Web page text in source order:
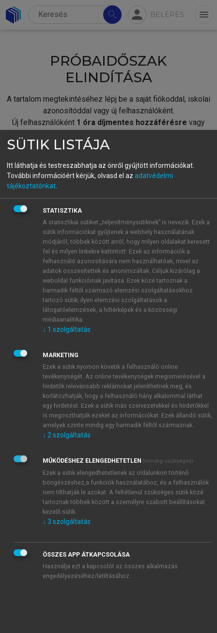
search person BELÉPÉS menu
PRÓBAIDŐSZAK
ELINDÍTÁSA
A tartalom megtekintéséhez lépj be a saját fiókoddal, iskolai
azonosítóddal vagy új felhasználóként.
Új felhasználóként 1 óra díjmentes hozzáférésre vagy
fiókoddal,vagy hozz létre új fiókot.
A regisztráció után apróbaidőszakautomatikusan
BELÉPÉS SAJÁT FIÓKKAL
ÚJ FIÓK LÉTREHOZÁSA
1 óra díjmentes hozzáférés
E-MAIL-CÍM
JELSZÓ
JELSZÓ ÚJRA
Kérek értesítést a MeRSZ újdonságairól, akcióiról.
Kérek értesítést az Akadémiai Kiadó Zrt. újdonságairól,
Adatkezelési tájékoztatóbanfoglaltakat tudomásul
veszem és elfogadom.
Általános vásárlási feltételeket, valamint a szotar.netés a
mersz.huoldalak licencszerződéseiben foglaltakat
tudomásul veszem és elfogadom.
KIPRÓBÁLOM
SÜTIK LISTÁJA
Itt láthatja és testreszabhatja az önről gyűjtött információkat.
További információért kérjük, olvasd el az adatvédelmi
tájékoztatónkat
STATISZTIKA
A statisztikai sütiket „teljesítménysütiknek” is nevezik. Ezek a
sütik információkat gyűjtenek a webhely használatának
módjáról, többek között arról, hogy milyen oldalakat keresett
fel és milyen linkekre kattintott. Ezek az információk a
felhasználó azonosítására nem használhatóak, mivel az
adatok összesítettek és anonimizáltak. Céljuk kizárólag a
weboldal funkcióinak javítása. Ezek közé tartoznak a
harmadik féltől származó elemzési szolgáltatásokhoz
tartozó sütik; ilyen elemzési szolgáltatások a
látogatóelemzések, a hőtérképek és a közösségi
médiaanalitika.
↓ 1 szolgáltatás
MARKETING
Ezek a sütik nyomon követik a felhasználó online
tevékenységét. Az online tevékenységek megismerésével a
hirdetők relevánsabb reklámokat jeleníthetnek meg, és
korlátozhatják, hogy a felhasználó hány alkalommal láthat
egy hirdetést. Ezek a sütik más szervezetekkel és hirdetőkkel
is megoszthatják ezeket az információkat. Ezek állandó sütik,
amelyek szinte mindig egy harmadik féltől származnak.
↓ 2 szolgáltatás
MŰKÖDÉSHEZ ELENGEDHETETLEN (mindig szükséges)
Ezek a sütik elengedhetetlenek az oldalunkon történő
böngészéshez,a funkciók használatához, és a felhasználók
nem tilthatják le azokat. A feltétlenül szükséges sütik közé
tartoznak többek között a személyre szabott beállításokat
kezelő sütik.
↓ 3 szolgáltatás
ÖSSZES APP ÁTKAPCSOLÁSA
Használja ezt a kapcsolót az összes alkalmazás
engedélyezéséhez/letiltásához.